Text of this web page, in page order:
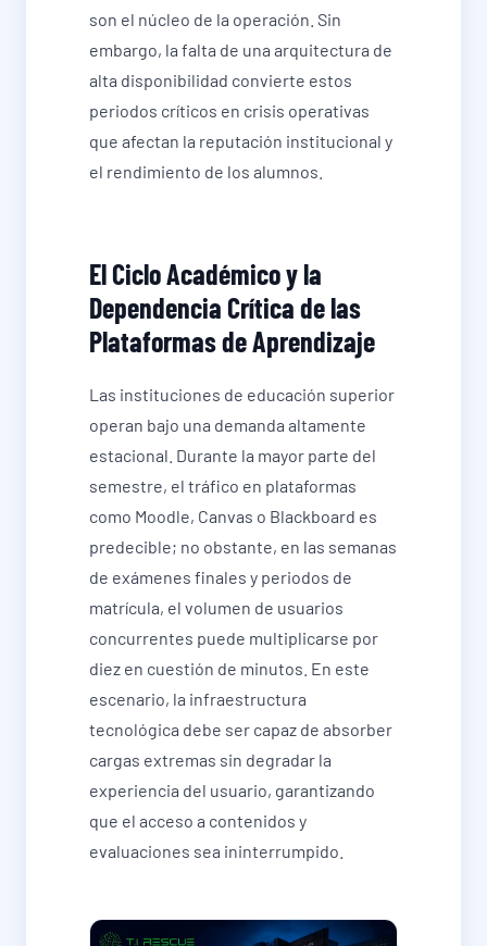
son el núcleo de la operación. Sin
embargo, la falta de una arquitectura de
alta disponibilidad convierte estos
periodos críticos en crisis operativas
que afectan la reputación institucional y
el rendimiento de los alumnos.
El Ciclo Académico y la
Dependencia Crítica de las
Plataformas de Aprendizaje
Las instituciones de educación superior
operan bajo una demanda altamente
estacional. Durante la mayor parte del
semestre, el tráfico en plataformas
como Moodle, Canvas o Blackboard es
predecible; no obstante, en las semanas
de exámenes finales y periodos de
matrícula, el volumen de usuarios
concurrentes puede multiplicarse por
diez en cuestión de minutos. En este
escenario, la infraestructura
tecnológica debe ser capaz de absorber
cargas extremas sin degradar la
experiencia del usuario, garantizando
que el acceso a contenidos y
evaluaciones sea ininterrumpido.